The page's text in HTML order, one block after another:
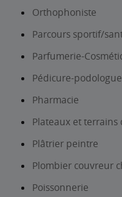
Orthophoniste
Parcours sportif/
Parfumerie-
Pédicure-podologue
Pharmacie
Plateaux et
Plâtrier peintre
Plombier couvreur
Poissonnerie